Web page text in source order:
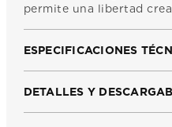
permite una libertad
ESPECIFICACIONES
DETALLES Y